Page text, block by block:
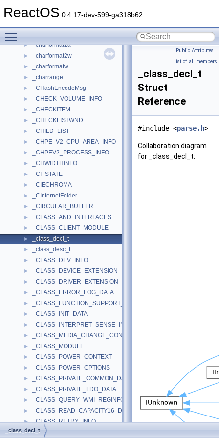
ReactOS 0.4.17-dev-599-ga318b62
► _CHARDEVQ_INFO_1002
► _charformat2a
► _charformat2w
► _charformatw
► _charrange
► _CHashEncodeMsg
► _CHECK_VOLUME_INFO
► _CHECKITEM
► _CHECKLISTWND
► _CHILD_LIST
► _CHPE_V2_CPU_AREA_INFO
► _CHPEV2_PROCESS_INFO
► _CHWIDTHINFO
► _CI_STATE
► _CIECHROMA
► _CInternetFolder
► _CIRCULAR_BUFFER
► _CLASS_AND_INTERFACES
► _CLASS_CLIENT_MODULE
► _class_decl_t
► _class_desc_t
► _CLASS_DEV_INFO
► _CLASS_DEVICE_EXTENSION
► _CLASS_DRIVER_EXTENSION
► _CLASS_ERROR_LOG_DATA
► _CLASS_FUNCTION_SUPPORT_INFO
► _CLASS_INIT_DATA
► _CLASS_INTERPRET_SENSE_INFO2
► _CLASS_MEDIA_CHANGE_CONTEXT
► _CLASS_MODULE
► _CLASS_POWER_CONTEXT
► _CLASS_POWER_OPTIONS
► _CLASS_PRIVATE_COMMON_DATA
► _CLASS_PRIVATE_FDO_DATA
► _CLASS_QUERY_WMI_REGINFO_EX_LIST
► _CLASS_READ_CAPACITY16_DATA
► _CLASS_RETRY_INFO
► _CLASS_VPD_B0_DATA
Public Attributes |
List of all members
_class_decl_t
Struct
Reference
#include <parse.h>
Collaboration diagram
for _class_decl_t:
_class_decl_t